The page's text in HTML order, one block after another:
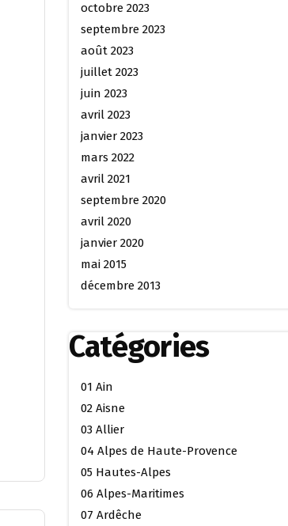
octobre 2023
septembre 2023
août 2023
juillet 2023
juin 2023
avril 2023
janvier 2023
mars 2022
avril 2021
septembre 2020
avril 2020
janvier 2020
mai 2015
décembre 2013
Catégories
01 Ain
02 Aisne
03 Allier
04 Alpes de Haute-Provence
05 Hautes-Alpes
06 Alpes-Maritimes
07 Ardêche